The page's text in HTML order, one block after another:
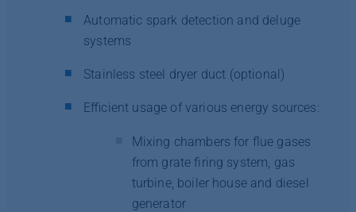
Automatic spark detection and deluge
systems
Stainless steel dryer duct (optional)
Efficient usage of various energy sources:
Mixing chambers for flue gases
from grate firing system, gas
turbine, boiler house and diesel
generator